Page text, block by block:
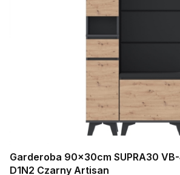
Garderoba 90x30cm SUPRA30
D1N2 Czarny Artisan